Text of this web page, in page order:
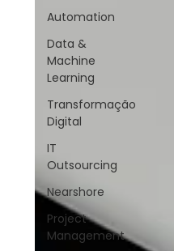
Automation
Data &
Machine
Learning
Transformação
Digital
IT
Outsourcing
Nearshore
Project
Management